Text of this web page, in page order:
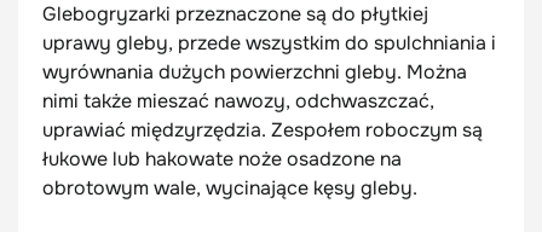
Glebogryzarki przeznaczone są do płytkiej
uprawy gleby, przede wszystkim do spulchniania i
wyrównania dużych powierzchni gleby. Można
nimi także mieszać nawozy, odchwaszczać,
uprawiać międzyrzędzia. Zespołem roboczym są
łukowe lub hakowate noże osadzone na
obrotowym wale, wycinające kęsy gleby.